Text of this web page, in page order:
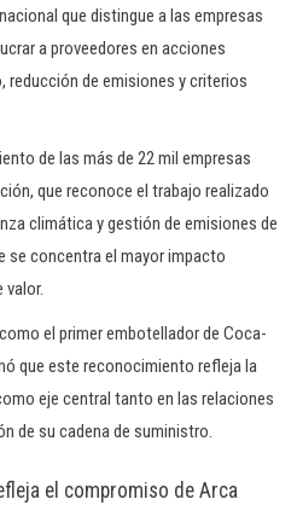
que distingue a las empresas
a proveedores en acciones
de emisiones y criterios
de las más de 22 mil empresas
que reconoce el trabajo realizado
climática y gestión de emisiones de
se concentra el mayor impacto
valor.
el primer embotellador de Coca-
que este reconocimiento refleja la
eje central tanto en las relaciones
de su cadena de suministro.
el compromiso de Arca